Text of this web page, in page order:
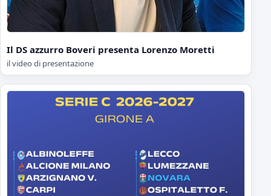
Il DS azzurro Boveri presenta Lorenzo Moretti
il video di presentazione